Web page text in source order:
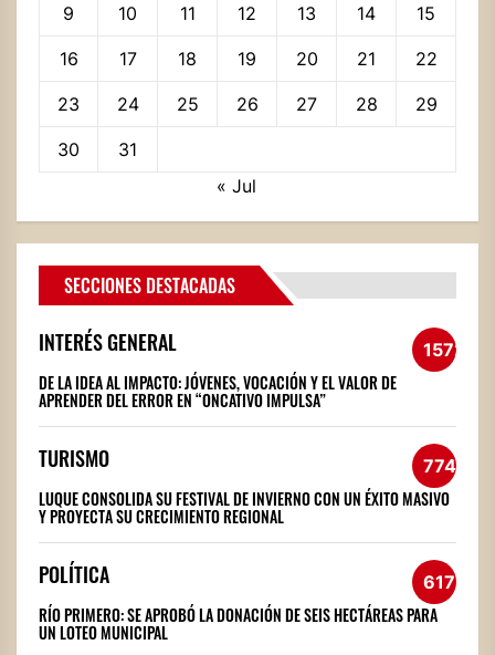
9 10 11 12 13 14 15
16 17 18 19 20 21 22
23 24 25 26 27 28 29
30
31
« Jul
SECCIONES DESTACADAS
INTERÉS GENERAL 1572
DE LA IDEA AL IMPACTO: JÓVENES, VOCACIÓN Y EL VALOR DE
APRENDER DEL ERROR EN “ONCATIVO IMPULSA”
TURISMO 774
LUQUE CONSOLIDA SU FESTIVAL DE INVIERNO CON UN ÉXITO MASIVO
Y PROYECTA SU CRECIMIENTO REGIONAL
POLÍTICA 617
RÍO PRIMERO: SE APROBÓ LA DONACIÓN DE SEIS HECTÁREAS PARA
UN LOTEO MUNICIPAL